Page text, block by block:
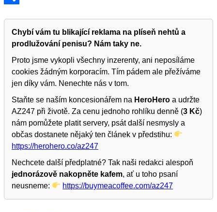
Chybí vám tu blikající reklama na plíseň nehtů a
prodlužování penisu? Nám taky ne.
Proto jsme vykopli všechny inzerenty, ani neposíláme
cookies žádným korporacím. Tím pádem ale přežíváme
jen díky vám. Nenechte nás v tom.
Staňte se naším koncesionářem na HeroHero a udržte
AZ247 při životě. Za cenu jednoho rohlíku denně (3 Kč)
nám pomůžete platit servery, psát další nesmysly a
občas dostanete nějaký ten článek v předstihu:
https://herohero.co/az247
Nechcete další předplatné? Tak naši redakci alespoň
jednorázově nakopněte kafem, ať u toho psaní
neusneme:
https://buymeacoffee.com/az247